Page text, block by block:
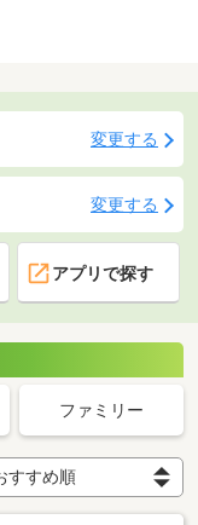
変更する
変更する
アプリで探す
ファミリー